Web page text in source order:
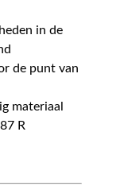
in de
de punt van
materiaal
R